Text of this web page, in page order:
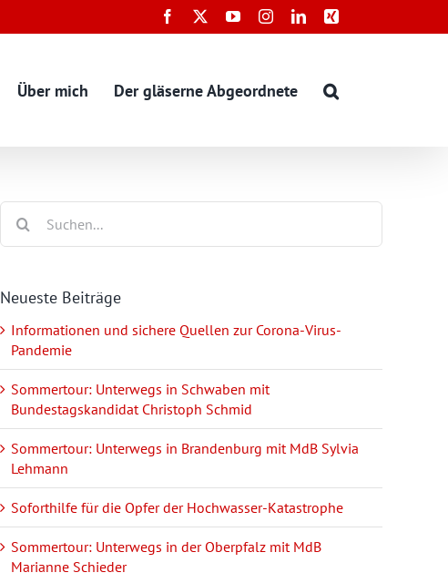
Facebook YouTubeInstagramLinkedInXing
Über mich Der gläserne Abgeordnete
nach:
Neueste Beiträge
Informationen und sichere Quellen zur Corona-Virus-
Pandemie
Sommertour: Unterwegs in Schwaben mit
Bundestagskandidat Christoph Schmid
Sommertour: Unterwegs in Brandenburg mit MdB Sylvia
Lehmann
Soforthilfe für die Opfer der Hochwasser-Katastrophe
Sommertour: Unterwegs in der Oberpfalz mit MdB
Marianne Schieder